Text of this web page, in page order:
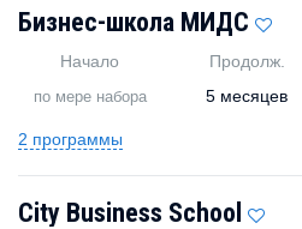
Бизнес-школа МИДС
Начало
по мере набора
Продолж.
5 месяцев
2 программы
City Business School